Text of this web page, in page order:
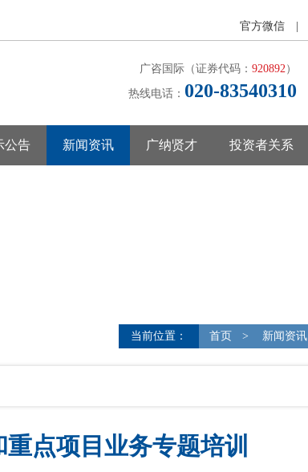
官方微信
广咨国际（证券代码： 920892）
热线电话： 020-83540310
公告 新闻资讯 广纳贤才 投资者关系
当前位置： 首页 > 新闻资讯
点项目业务专题培训